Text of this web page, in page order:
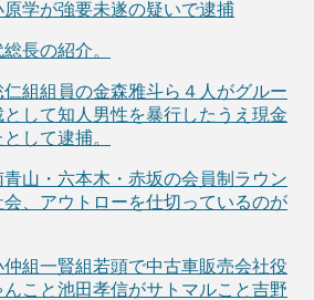
学が強要未遂の疑いで逮捕
長の紹介。
組組員の金森雅斗ら４人がグルー
して知人男性を暴行したうえ現金
して逮捕。
山・六本木・赤坂の会員制ラウン
、アウトローを仕切っているのが
組一賢組若頭で中古車販売会社役
んこと池田孝信がサトマルこと吉野